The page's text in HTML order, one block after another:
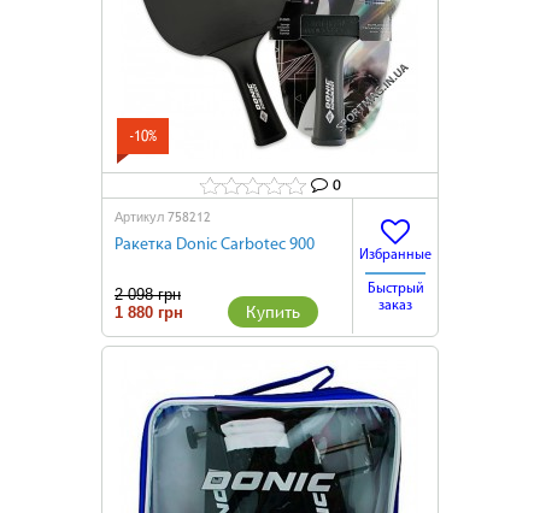
0
-10%
Артикул 758212
Ракетка Donic Carbotec 900
2 098 грн
1 880 грн
Купить
Избранные
Быстрый
заказ